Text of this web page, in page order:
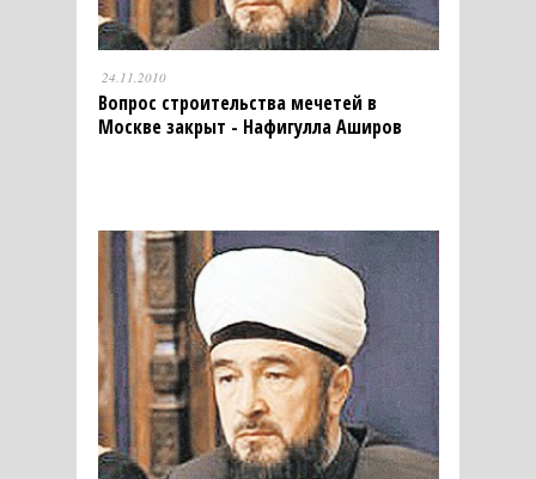
24.11.2010
Вопрос строительства мечетей в
Москве закрыт - Нафигулла Аширов